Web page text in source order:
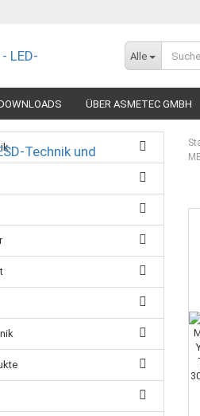
Alle
ÜBER ASMETEC GMBH